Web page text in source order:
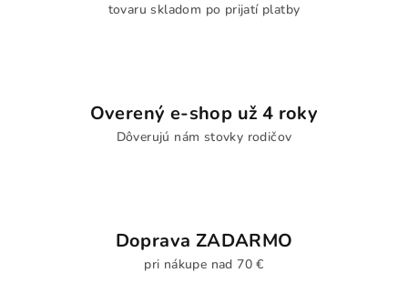
tovaru skladom po prijatí platby
Overený e-shop už 4 roky
Dôverujú nám stovky rodičov
Doprava ZADARMO
pri nákupe nad 70 €